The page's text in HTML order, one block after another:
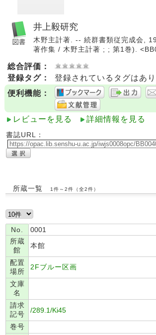
井上毅研究
木野主計著. -- 続群書類従完成会,
著作集 / 木野主計著 ; ; 第1巻).
総合評価：
登録タグ：
登録されているタグはあ
便利機能：
レビューを見る 詳細情報を見る
書誌URL：
所蔵一覧 1件～2件（全2件）
No.
0001
所蔵
館
本館
配置
場所
2Fブルー区画
文庫
名
請求
記号
/289.1/Ki45
巻号